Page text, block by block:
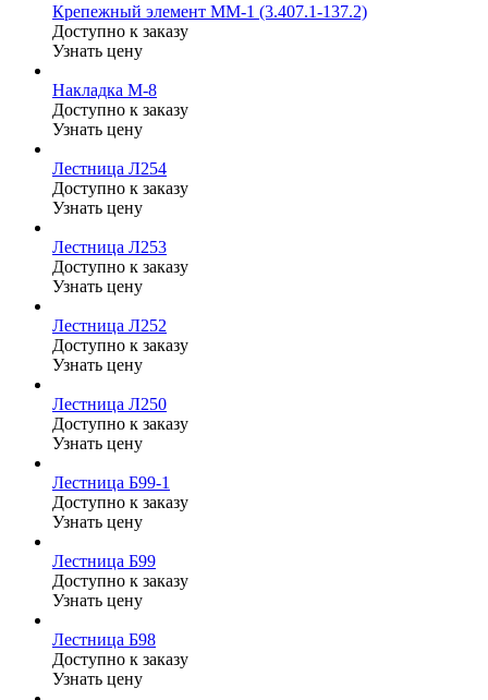
Крепежный элемент ММ-1 (3.407.1-137.2)
Доступно к заказу
Узнать цену
Накладка М-8
Доступно к заказу
Узнать цену
Лестница Л254
Доступно к заказу
Узнать цену
Лестница Л253
Доступно к заказу
Узнать цену
Лестница Л252
Доступно к заказу
Узнать цену
Лестница Л250
Доступно к заказу
Узнать цену
Лестница Б99-1
Доступно к заказу
Узнать цену
Лестница Б99
Доступно к заказу
Узнать цену
Лестница Б98
Доступно к заказу
Узнать цену